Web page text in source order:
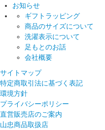
お知らせ
ギフトラッピング
商品のサイズについて
洗濯表示について
足もとのお話
会社概要
サイトマップ
特定商取引法に基づく表記
環境方針
プライバシーポリシー
直営販売店のご案内
山忠商品取扱店